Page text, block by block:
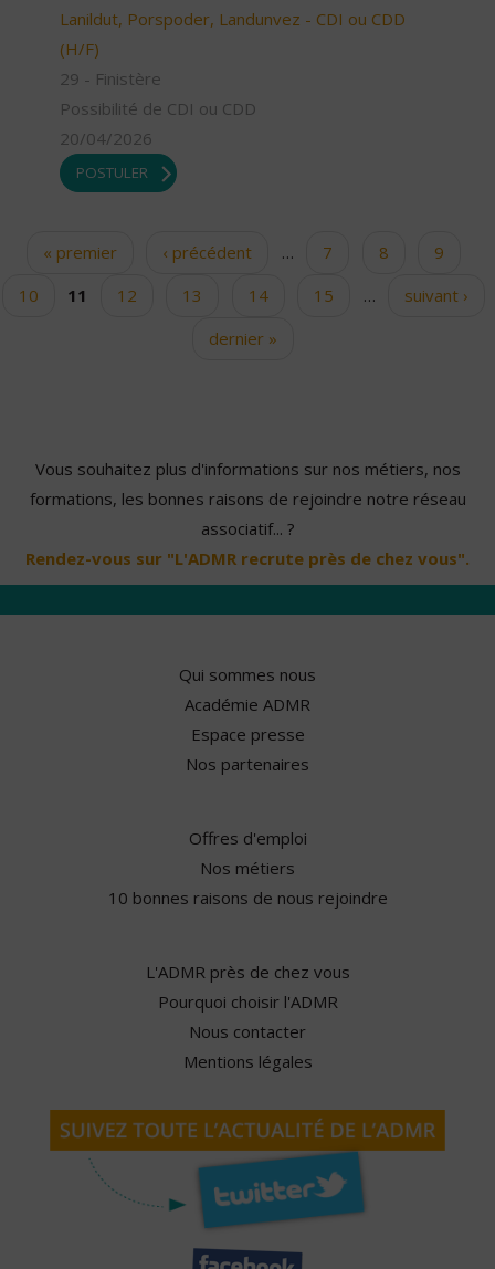
Lanildut, Porspoder, Landunvez - CDI ou CDD
(H/F)
29 - Finistère
Possibilité de CDI ou CDD
20/04/2026
POSTULER
Pages« premier ‹ précédent … 7 8
9
10
11 12 13 14 15 …
suivant ›
dernier »
Vous souhaitez plus d'informations sur nos métiers, nos
formations, les bonnes raisons de rejoindre notre réseau
associatif... ?
Rendez-vous sur "L'ADMR recrute près de chez vous".
Qui sommes nous
Académie ADMR
Espace presse
Nos partenaires
Offres d'emploi
Nos métiers
10 bonnes raisons de nous rejoindre
L'ADMR près de chez vous
Pourquoi choisir l'ADMR
Nous contacter
Mentions légales